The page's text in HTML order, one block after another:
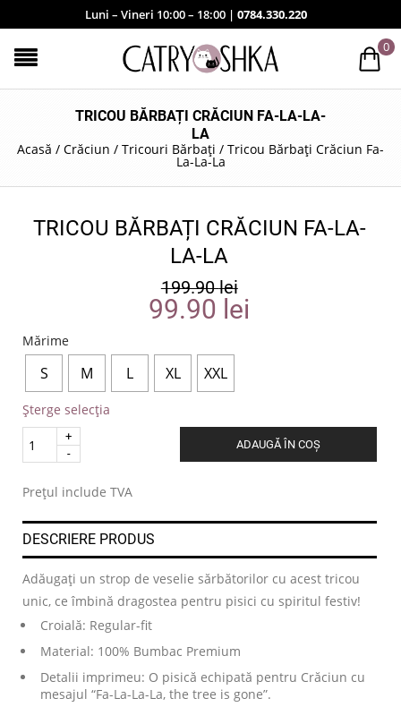
Luni – Vineri 10:00 – 18:00 | 0784.330.220
0
TRICOU BĂRBAȚI CRĂCIUN FA-LA-LA-
LA
Acasă / Crăciun / Tricouri Bărbați / Tricou Bărbați Crăciun Fa-
La-La-La
TRICOU BĂRBAȚI CRĂCIUN FA-LA-
LA-LA
199.90lei
99.90 lei
Mărime
S M L XL XXL
Șterge selecția
Quantity
ADAUGĂ ÎN COȘ
Prețul include TVA
DESCRIERE PRODUS
Adăugați un strop de veselie sărbătorilor cu acest tricou
unic, ce îmbină dragostea pentru pisici cu spiritul festiv!
Croială: Regular-fit
Material: 100% Bumbac Premium
Detalii imprimeu: O pisică echipată pentru Crăciun cu
mesajul “Fa-La-La-La, the tree is gone”.